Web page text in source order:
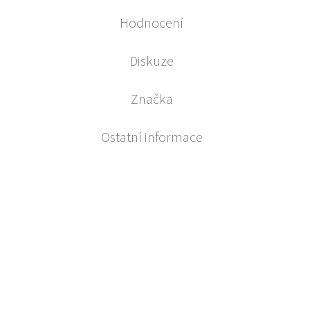
Hodnocení
Diskuze
Značka
Ostatní informace